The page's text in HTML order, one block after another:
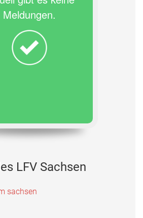
Meldungen.
LFV Sachsen